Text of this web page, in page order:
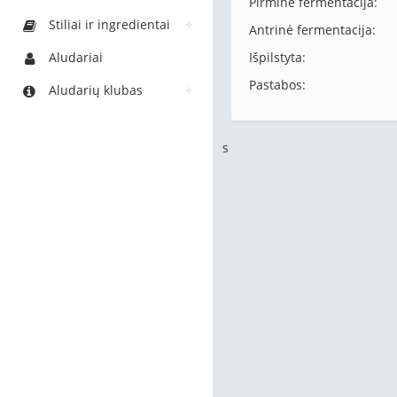
Stiliai ir ingredientai
Aludariai
Aludarių klubas
Antrinė fermentacija:
Išpilstyta:
Pastabos:
s